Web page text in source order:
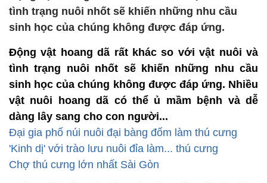
tình trạng nuôi nhốt sẽ khiến những nhu cầu
sinh học của chúng không được đáp ứng.
Động vật hoang dã rất khác so với vật nuôi và
tình trạng nuôi nhốt sẽ khiến những nhu cầu
sinh học của chúng không được đáp ứng. Nhiều
vật nuôi hoang dã có thể ủ mầm bệnh và dễ
dàng lây sang cho con người...
Đại gia phố núi nuôi đại bàng đốm làm thú cưng
'Kinh dị' với trào lưu nuôi đỉa làm... thú cưng
Chợ thú cưng lớn nhất Sài Gòn